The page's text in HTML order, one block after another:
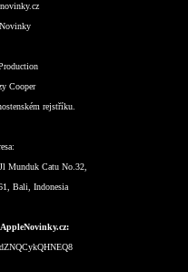
Cooper
rejstříku.
Munduk Catu No.32,
Bali, Indonesia